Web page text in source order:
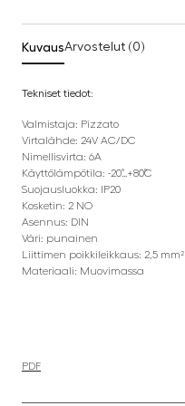
KuvausArvostelut (0)
Tekniset tiedot:
Valmistaja: Pizzato
Virtalähde: 24V AC/DC
Nimellisvirta: 6A
Käyttölämpötila: -20˚…+80˚C
Suojausluokka: IP20
Kosketin: 2 NO
Asennus: DIN
Väri: punainen
Liittimen poikkileikkaus: 2,5 mm²
Materiaali: Muovimassa
PDF